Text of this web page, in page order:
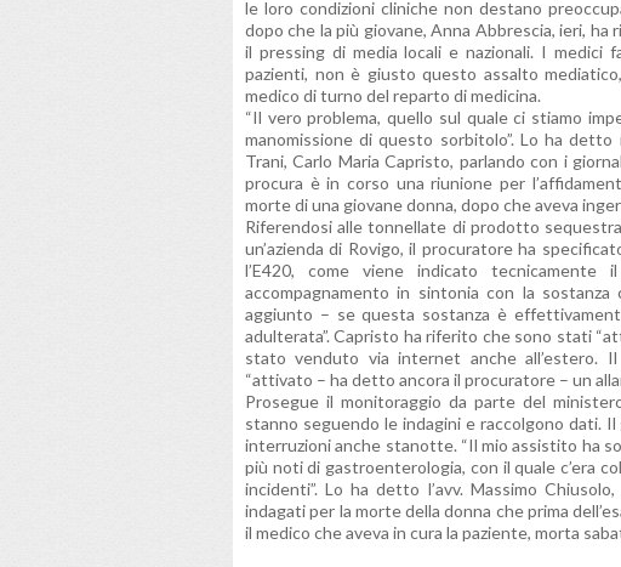
le loro condizioni cliniche non destano
dopo che la più giovane, Anna Abbrescia, ieri,
il pressing di media locali e nazionali. I medici
pazienti, non è giusto questo assalto
medico di turno del reparto di medicina.
“Il vero problema, quello sul quale ci stiamo
manomissione di questo sorbitolo”. Lo ha
Trani, Carlo Maria Capristo, parlando con i
procura è in corso una riunione per
morte di una giovane donna, dopo che aveva
Riferendosi alle tonnellate di prodotto
un’azienda di Rovigo, il procuratore ha
l’E420, come viene indicato
accompagnamento in sintonia con la sostanza
aggiunto – se questa sostanza è
adulterata”. Capristo ha riferito che sono stati
stato venduto via internet anche all’estero.
“attivato – ha detto ancora il procuratore – un
Prosegue il monitoraggio da parte del
stanno seguendo le indagini e raccolgono dati.
interruzioni anche stanotte. “Il mio assistito ha
più noti di gastroenterologia, con il quale c’era
incidenti”. Lo ha detto l’avv. Massimo
indagati per la morte della donna che prima
il medico che aveva in cura la paziente, morta